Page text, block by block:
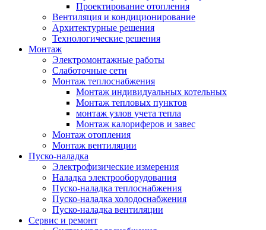
Проектирование отопления
Вентиляция и кондиционирование
Архитектурные решения
Технологические решения
Монтаж
Электромонтажные работы
Слаботочные сети
Монтаж теплоснабжения
Монтаж индивидуальных котельных
Монтаж тепловых пунктов
монтаж узлов учета тепла
Монтаж калориферов и завес
Монтаж отопления
Монтаж вентиляции
Пуско-наладка
Электрофизические измерения
Наладка электрооборудования
Пуско-наладка теплоснабжения
Пуско-наладка холодоснабжения
Пуско-наладка вентиляции
Сервис и ремонт